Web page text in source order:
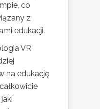
co
z
edukacji.
VR
na edukację